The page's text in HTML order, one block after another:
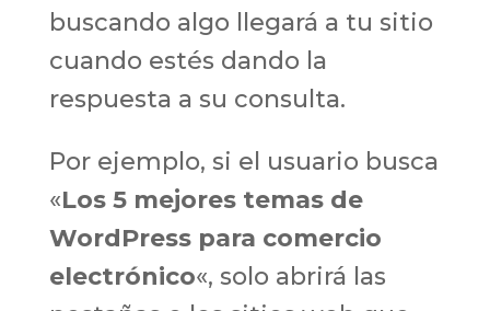
buscando algo llegará a tu sitio
cuando estés dando la
respuesta a su consulta.
Por ejemplo, si el usuario busca
«Los 5 mejores temas de
WordPress para comercio
electrónico«, solo abrirá las